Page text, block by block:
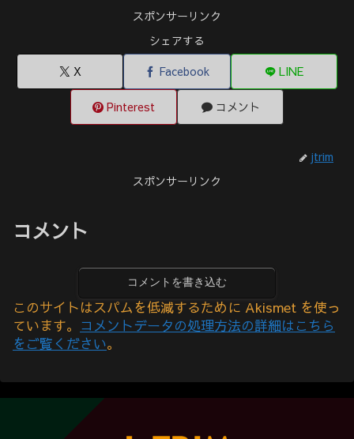
スポンサーリンク
シェアする
X
Facebook LINE
Pinterest コメント
jtrim
スポンサーリンク
コメント
コメントを書き込む
このサイトはスパムを低減するために Akismet を使っ
ています。 コメントデータの処理方法の詳細はこちら
をご覧ください。